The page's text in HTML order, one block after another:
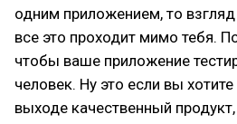
одним приложением, то
все это проходит мимо тебя.
чтобы ваше приложение
человек. Ну это если вы
выходе качественный